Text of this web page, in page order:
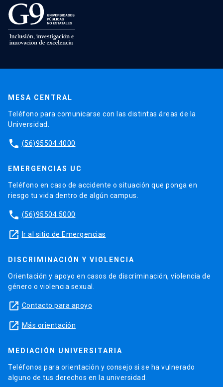
MESA CENTRAL
Teléfono para comunicarse con las distintas áreas de la
Universidad.
phone (56)95504 4000
EMERGENCIAS UC
Teléfono en caso de accidente o situación que ponga en
riesgo tu vida dentro de algún campus.
phone (56)95504 5000
launch Ir al sitio de Emergencias
DISCRIMINACIÓN Y VIOLENCIA
Orientación y apoyo en casos de discriminación, violencia de
género o violencia sexual.
launch Contacto para apoyo
launch Más orientación
MEDIACIÓN UNIVERSITARIA
Teléfonos para orientación y consejo si se ha vulnerado
alguno de tus derechos en la universidad.